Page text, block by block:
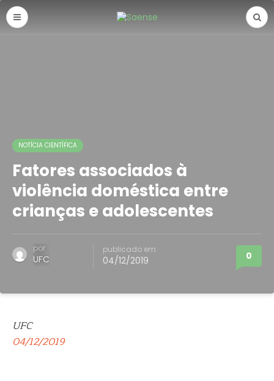
NOTÍCIA CIENTÍFICA
Fatores associados à
violência doméstica entre
crianças e adolescentes
por
UFC
publicado em
04/12/2019 0
UFC
04/12/2019